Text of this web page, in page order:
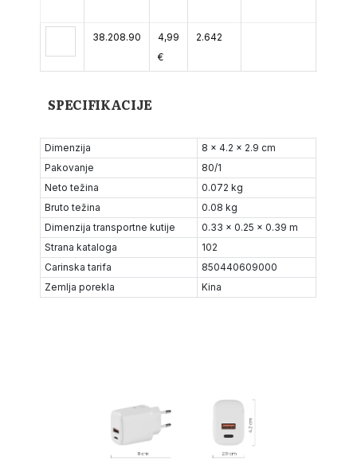
38.208.90
4,99
€
2.642
SPECIFIKACIJE
Dimenzija
8 x 4.2 x 2.9 cm
Pakovanje
80/1
Neto težina
0.072 kg
Bruto težina
0.08 kg
Dimenzija transportne kutije
0.33 x 0.25 x 0.39 m
Strana kataloga
102
Carinska tarifa
850440609000
Zemlja porekla
Kina